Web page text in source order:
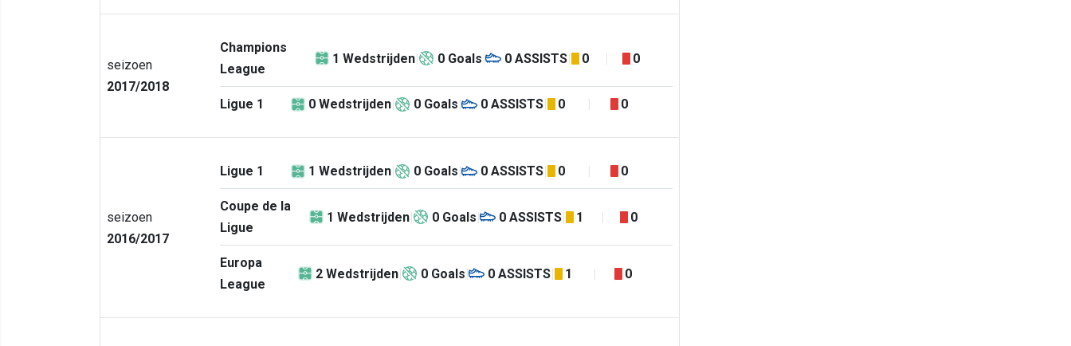
seizoen
2017/2018
Champions
League
1 Wedstrijden 0 Goals 0 ASSISTS 0 0
Ligue 1 0 Wedstrijden 0 Goals 0 ASSISTS 0 0
seizoen
2016/2017
Ligue 1 1 Wedstrijden 0 Goals 0 ASSISTS 0 0
Coupe de la
Ligue
1 Wedstrijden 0 Goals 0 ASSISTS 1 0
Europa
League
2 Wedstrijden 0 Goals 0 ASSISTS 1 0